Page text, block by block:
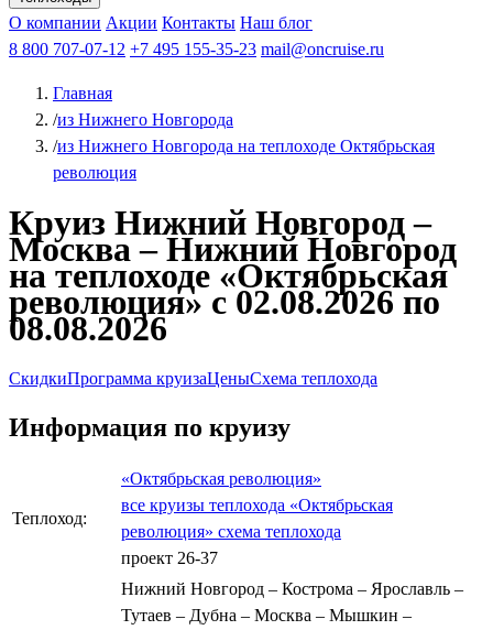
Чебоксарыиз Волгоградаиз Саратова Все города
КазаньВ Нижний НовгородВ ПермьВ Ростов-на-Дону
РыбинскНа СоловкиНа ВалаамПо ОкеПо Енисею
Афанасий Никитин Октябрьская революция
ФединАлександр СвешниковИван
МироновА.С.Попов
О компании Акции Контакты Наш блог
8 800 707-07-12 +7 495 155-35-23 mail@oncruise.ru
Главная
/из Нижнего Новгорода
/из Нижнего Новгорода на теплоходе Октябрьская
революция
Круиз Нижний Новгород –
Москва – Нижний Новгород
на теплоходе «Октябрьская
революция» с 02.08.2026 по
08.08.2026
СкидкиПрограмма круизаЦеныСхема теплохода
Информация по круизу
Теплоход:
«Октябрьская революция»
все круизы теплохода «Октябрьская
революция» схема теплохода
проект 26-37
Нижний Новгород – Кострома – Ярославль –
Тутаев – Дубна – Москва – Мышкин –